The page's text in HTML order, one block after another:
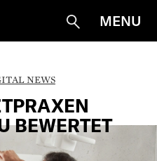
Suche
MENU
NEWS
BEWERTET